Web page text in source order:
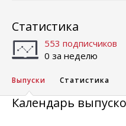
Статистика
553 подписчиков
0 за неделю
Выпуски Статистика
Календарь